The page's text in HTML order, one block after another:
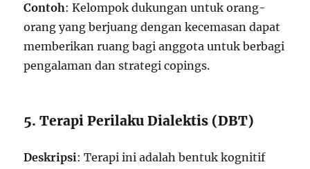
Contoh: Kelompok dukungan untuk orang-
orang yang berjuang dengan kecemasan dapat
memberikan ruang bagi anggota untuk berbagi
pengalaman dan strategi copings.
5. Terapi Perilaku Dialektis (DBT)
Deskripsi: Terapi ini adalah bentuk kognitif